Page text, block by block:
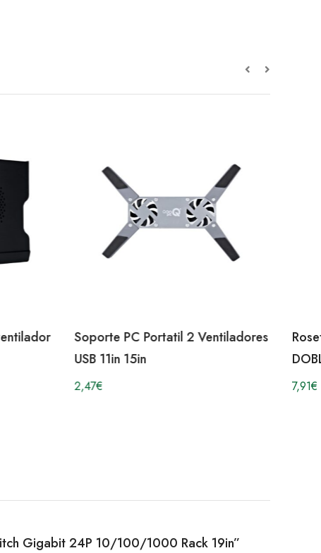
Soporte PC Portatil 2 Ventiladores
USB 11in 15in
2,47€ 7,91€
Gigabit 24P 10/100/1000 Rack 19in”